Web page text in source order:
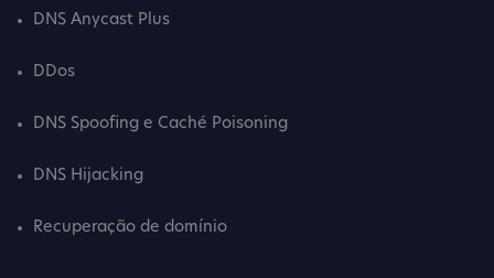
DNS Anycast Plus
DDos
DNS Spoofing e Caché Poisoning
DNS Hijacking
Recuperação de domínio